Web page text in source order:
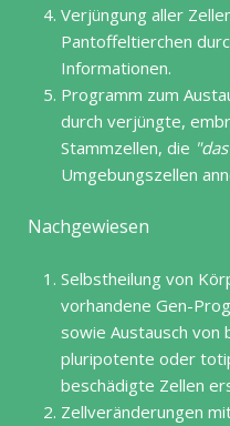
Verjüngung aller
Pantoffeltierchen
Informationen.
Programm zum
durch verjüngte,
Stammzellen, die
Umgebungszellen
Nachgewiesen
Selbstheilung von
vorhandene Gen-
sowie Austausch von
pluripotente oder
beschädigte Zellen
Zellveränderungen